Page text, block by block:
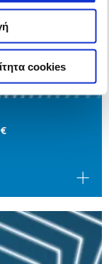
cookies